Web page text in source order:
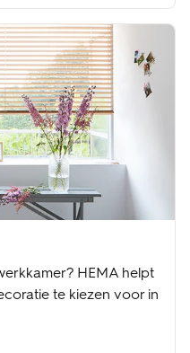
HEMA helpt
te kiezen voor in